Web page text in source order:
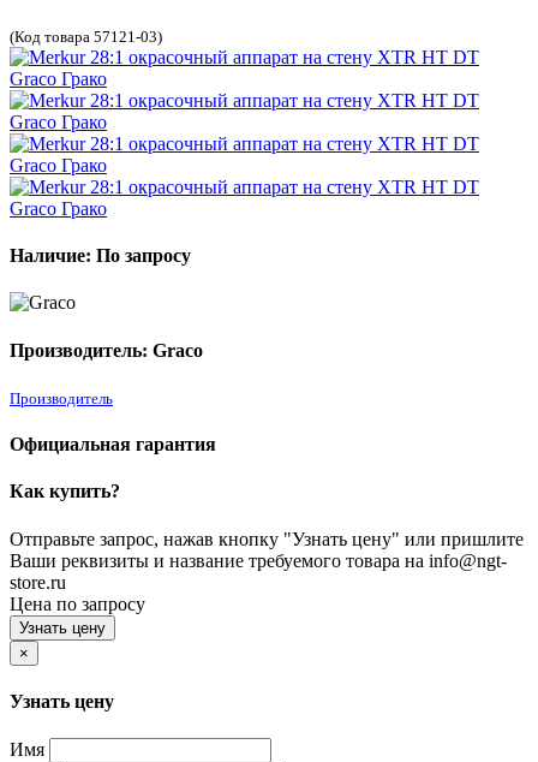
(Код товара 57121-03)
Наличие: По запросу
Производитель: Graco
Производитель
Официальная гарантия
Как купить?
Отправьте запрос, нажав кнопку "Узнать цену" или пришлите
Ваши реквизиты и название требуемого товара на info@ngt-
store.ru
Цена по запросу
Узнать цену
×
Узнать цену
Имя